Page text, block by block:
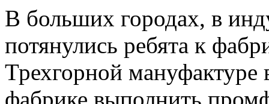
В больших городах, в
потянулись ребята к
Трехгорной
фабрике выполнить